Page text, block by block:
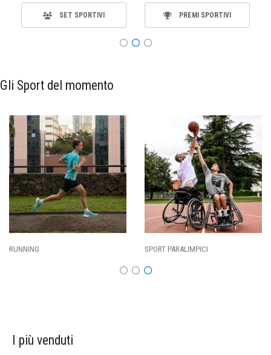
SET SPORTIVI PREMI SPORTIVI
Gli Sport del momento
CALCIO
I più venduti